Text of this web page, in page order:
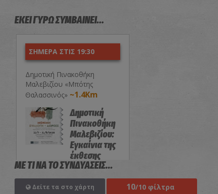
ΕΚΕΙ ΓΥΡΩ ΣΥΜΒΑΙΝΕΙ...
ΣΗΜΕΡΑ ΣΤΙΣ 19:30
Δημοτική Πινακοθήκη
Μαλεβιζίου «Μπότης
Θαλασσινός» ~1.4Km
Δημοτική
Πινακοθήκη
Μαλεβιζίου:
Εγκαίνια της
έκθεσης
«Μόνιμη
Συλλογή-
Δωρεές»
ΜΕ ΤΙ ΝΑ ΤΟ ΣΥΝΔΥΑΣΕΙΣ...
Δείτε τα στο χάρτη 10/10 φίλτρα